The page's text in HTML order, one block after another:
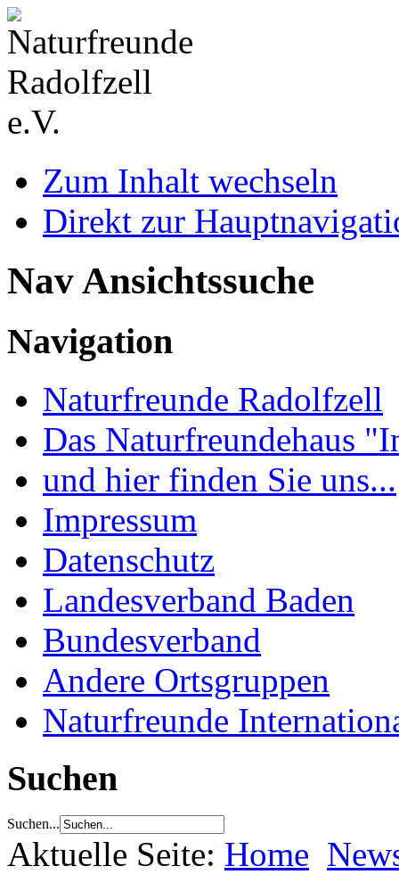
Zum Inhalt wechseln
Direkt zur
Nav Ansichtssuche
Navigation
Naturfreunde Radolfzell
Das Naturfreundehaus
und hier finden Sie uns...
Impressum
Datenschutz
Landesverband Baden
Bundesverband
Andere Ortsgruppen
Naturfreunde
Suchen
Suchen...
Aktuelle Seite: Home